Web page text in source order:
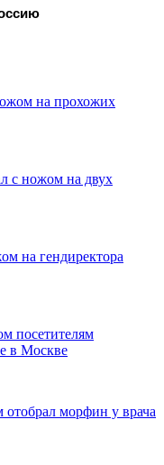
на прохожих
с ножом на двух
на гендиректора
посетителям
в Москве
морфин у врача